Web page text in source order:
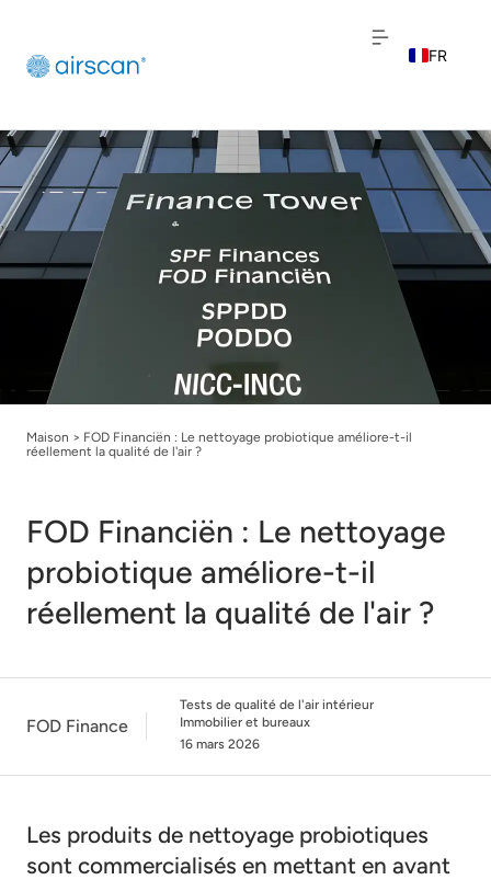
FR
NL
Maison > FOD Financiën : Le nettoyage probiotique améliore-t-il
réellement la qualité de l'air ?
FOD Financiën : Le nettoyage
probiotique améliore-t-il
réellement la qualité de l'air ?
FOD Finance
Tests de qualité de l'air intérieur
Immobilier et bureaux
16 mars 2026
Les produits de nettoyage probiotiques
sont commercialisés en mettant en avant